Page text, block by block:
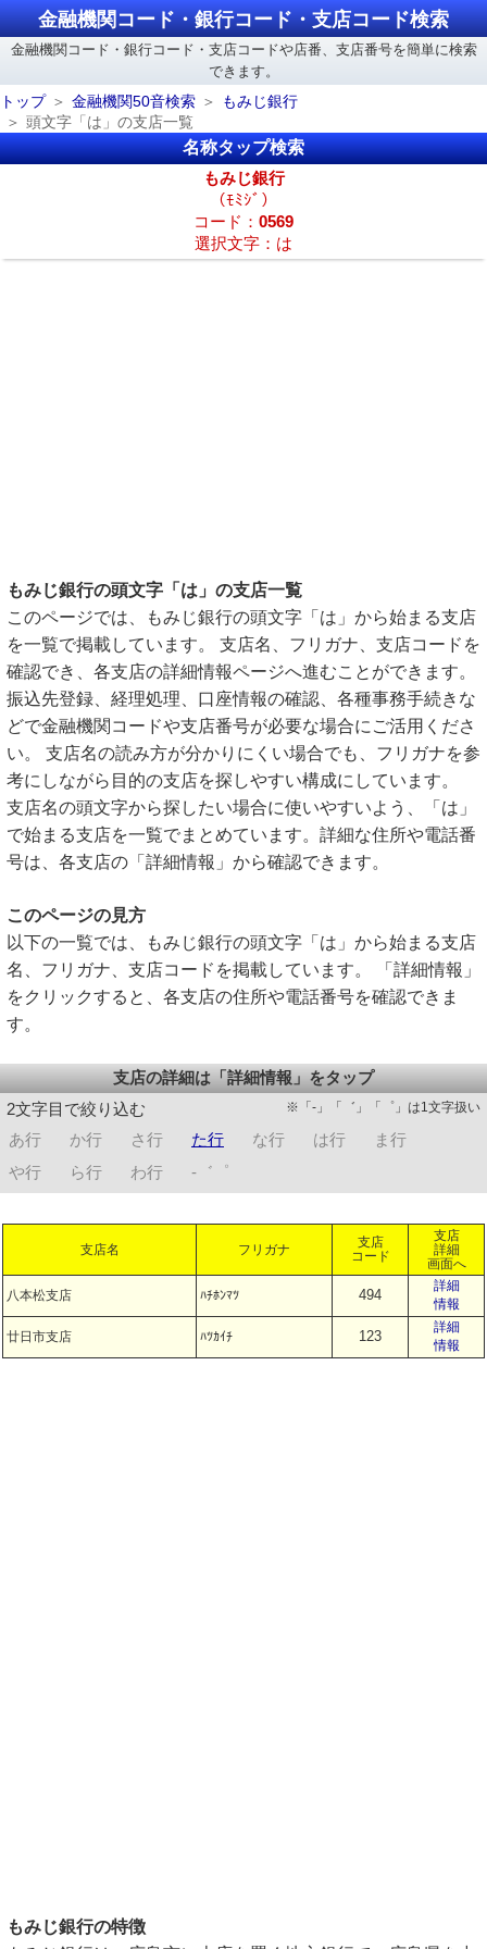
金融機関コード・銀行コード・支店コード検索
金融機関コード・銀行コード・支店コードや店番、支店番号を簡単に検索
できます。
トップ
金融機関50音検索
もみじ銀行
頭文字「は」の支店一覧
名称タップ検索
もみじ銀行
（ﾓﾐｼﾞ）
コード： 0569
選択文字：は
もみじ銀行の頭文字「は」の支店一覧
このページでは、もみじ銀行の頭文字「は」から始まる支店
を一覧で掲載しています。 支店名、フリガナ、支店コードを
確認でき、各支店の詳細情報ページへ進むことができます。
振込先登録、経理処理、口座情報の確認、各種事務手続きな
どで金融機関コードや支店番号が必要な場合にご活用くださ
い。 支店名の読み方が分かりにくい場合でも、フリガナを参
考にしながら目的の支店を探しやすい構成にしています。
支店名の頭文字から探したい場合に使いやすいよう、「は」
で始まる支店を一覧でまとめています。詳細な住所や電話番
号は、各支店の「詳細情報」から確認できます。
このページの見方
以下の一覧では、もみじ銀行の頭文字「は」から始まる支店
名、フリガナ、支店コードを掲載しています。 「詳細情報」
をクリックすると、各支店の住所や電話番号を確認できま
す。
支店の詳細は「詳細情報」をタップ
2文字目で絞り込む
※「-」「゛」「゜」は1文字扱い
あ行 か行 さ行 た行 な行 は行
ま行
や行
ら行 わ行 -゛゜
支店名 フリガナ
支店
コード
支店
詳細
画面へ
八本松支店 ﾊﾁﾎﾝﾏﾂ 494
詳細
情報
廿日市支店 ﾊﾂｶｲﾁ 123
詳細
情報
もみじ銀行の特徴